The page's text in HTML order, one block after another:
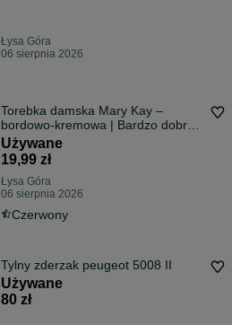
Łysa Góra
06 sierpnia 2026
Torebka damska Mary Kay –
bordowo-kremowa | Bardzo dobry
stan
Używane
19,99 zł
Łysa Góra
06 sierpnia 2026
Czerwony
Tylny zderzak peugeot 5008 II
Używane
80 zł